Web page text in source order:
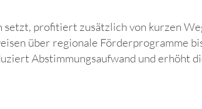
profitiert zusätzlich von kurzen
über regionale Förderprogramme
Abstimmungsaufwand und erhöht